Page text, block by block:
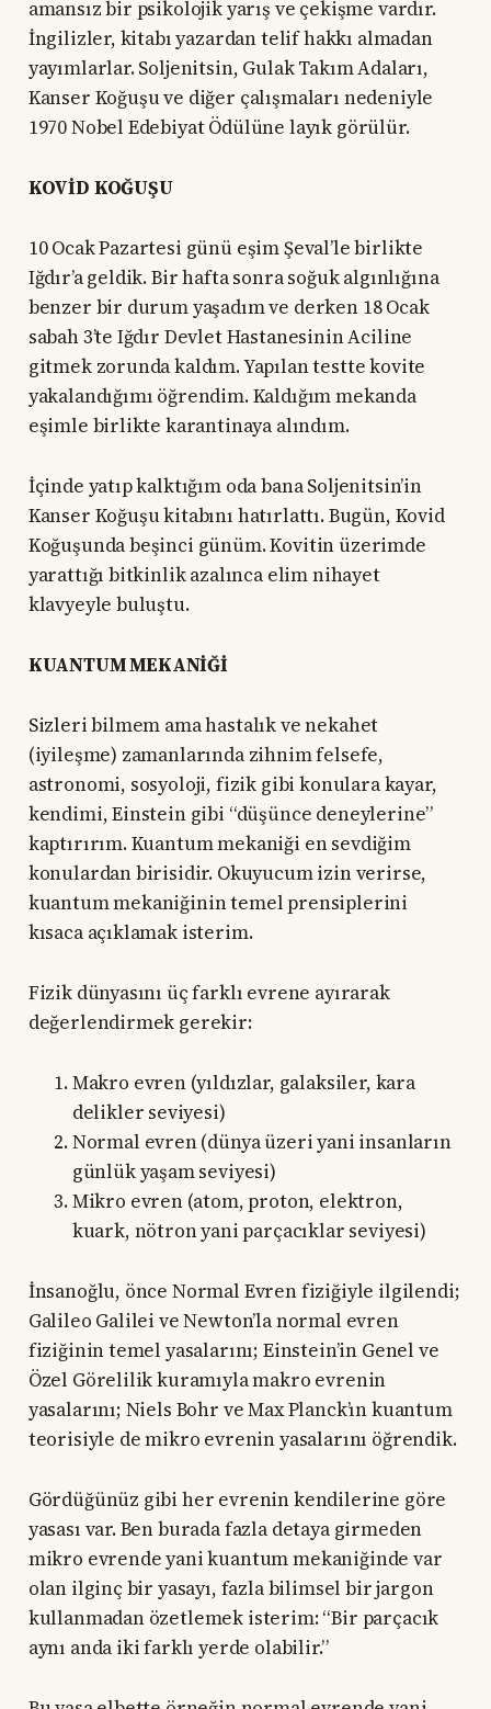
amansız bir psikolojik yarış ve çekişme vardır.
İngilizler, kitabı yazardan telif hakkı almadan
yayımlarlar. Soljenitsin, Gulak Takım Adaları,
Kanser Koğuşu ve diğer çalışmaları nedeniyle
1970 Nobel Edebiyat Ödülüne layık görülür.
KOVİD KOĞUŞU
10 Ocak Pazartesi günü eşim Şeval’le birlikte
Iğdır’a geldik. Bir hafta sonra soğuk algınlığına
benzer bir durum yaşadım ve derken 18 Ocak
sabah 3’te Iğdır Devlet Hastanesinin Aciline
gitmek zorunda kaldım. Yapılan testte kovite
yakalandığımı öğrendim. Kaldığım mekanda
eşimle birlikte karantinaya alındım.
İçinde yatıp kalktığım oda bana Soljenitsin’in
Kanser Koğuşu kitabını hatırlattı. Bugün, Kovid
Koğuşunda beşinci günüm. Kovitin üzerimde
yarattığı bitkinlik azalınca elim nihayet
klavyeyle buluştu.
KUANTUM MEKANİĞİ
Sizleri bilmem ama hastalık ve nekahet
(iyileşme) zamanlarında zihnim felsefe,
astronomi, sosyoloji, fizik gibi konulara kayar,
kendimi, Einstein gibi “düşünce deneylerine”
kaptırırım. Kuantum mekaniği en sevdiğim
konulardan birisidir. Okuyucum izin verirse,
kuantum mekaniğinin temel prensiplerini
kısaca açıklamak isterim.
Fizik dünyasını üç farklı evrene ayırarak
değerlendirmek gerekir:
Makro evren (yıldızlar, galaksiler, kara
delikler seviyesi)
Normal evren (dünya üzeri yani insanların
günlük yaşam seviyesi)
Mikro evren (atom, proton, elektron,
kuark, nötron yani parçacıklar seviyesi)
İnsanoğlu, önce Normal Evren fiziğiyle ilgilendi;
Galileo Galilei ve Newton’la normal evren
fiziğinin temel yasalarını; Einstein’in Genel ve
Özel Görelilik kuramıyla makro evrenin
yasalarını; Niels Bohr ve Max Planck’ın kuantum
teorisiyle de mikro evrenin yasalarını öğrendik.
Gördüğünüz gibi her evrenin kendilerine göre
yasası var. Ben burada fazla detaya girmeden
mikro evrende yani kuantum mekaniğinde var
olan ilginç bir yasayı, fazla bilimsel bir jargon
kullanmadan özetlemek isterim: “Bir parçacık
aynı anda iki farklı yerde olabilir.”